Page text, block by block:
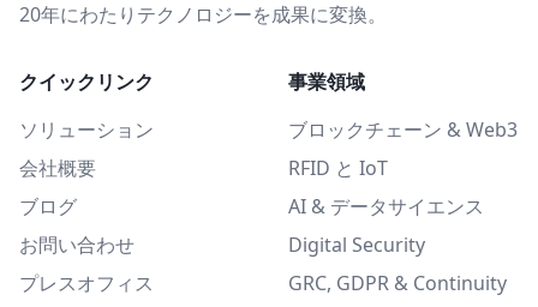
20年にわたりテクノロジーを成果に変換。
クイックリンク
ソリューション
会社概要
ブログ
お問い合わせ
プレスオフィス
事業領域
ブロックチェーン & Web3
RFID と IoT
AI & データサイエンス
Digital Security
GRC, GDPR & Continuity